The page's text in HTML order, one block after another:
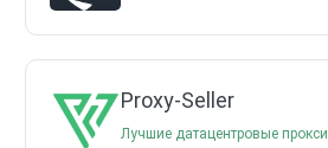
Proxy-Seller
Лучшие датацентровые прокси